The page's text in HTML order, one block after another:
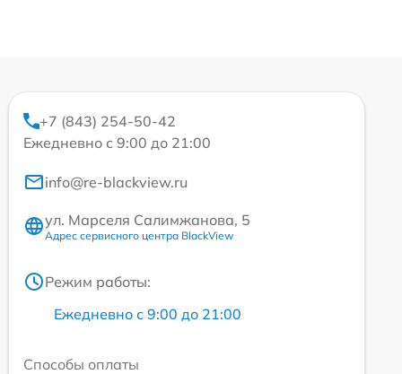
+7 (843) 254-50-42
Ежедневно с 9:00 до 21:00
info@re-blackview.ru
ул. Марселя Салимжанова, 5
Адрес сервисного центра BlackView
Режим работы:
Ежедневно с 9:00 до 21:00
Способы оплаты